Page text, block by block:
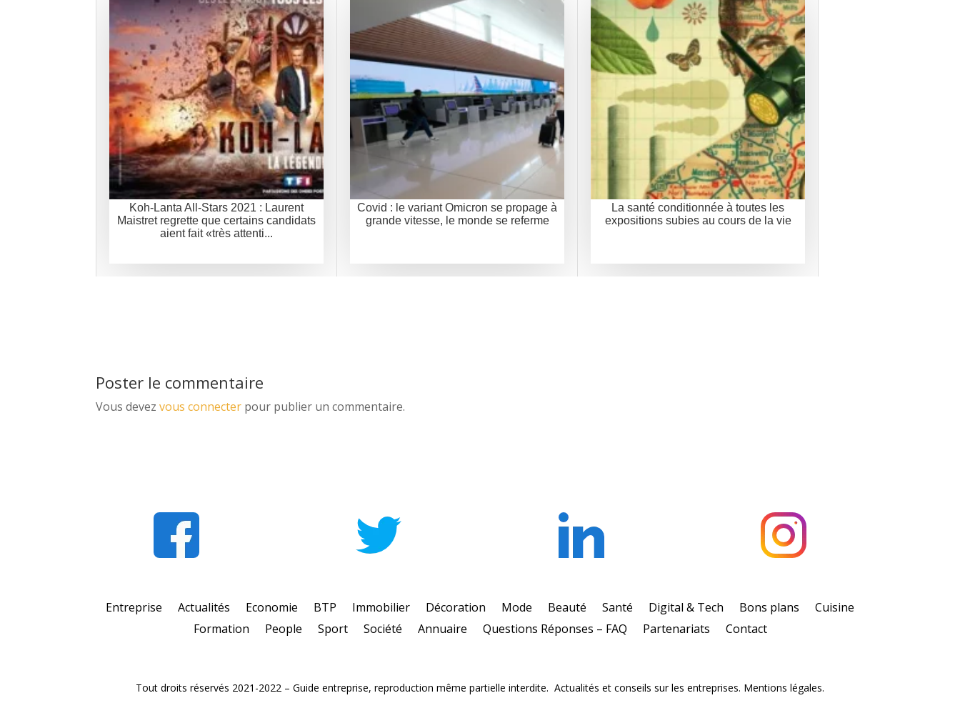
Koh-Lanta All-Stars 2021 : Laurent
Maistret regrette que certains candidats
aient fait «très attenti...
Covid : le variant Omicron se propage à
grande vitesse, le monde se referme
La santé conditionnée à toutes les
expositions subies au cours de la vie
Poster le commentaire
Vous devezvous connecter pour publier un commentaire.
Entreprise Actualités Economie BTP Immobilier Décoration Mode Beauté Santé Digital & Tech Bons plans
Cuisine
Formation
People Sport Société Annuaire Questions Réponses – FAQ Partenariats Contact
Tout droits réservés 2021-2022 – Guide entreprise, reproduction même partielle interdite. Actualités et conseils sur les entreprises. Mentions légales.